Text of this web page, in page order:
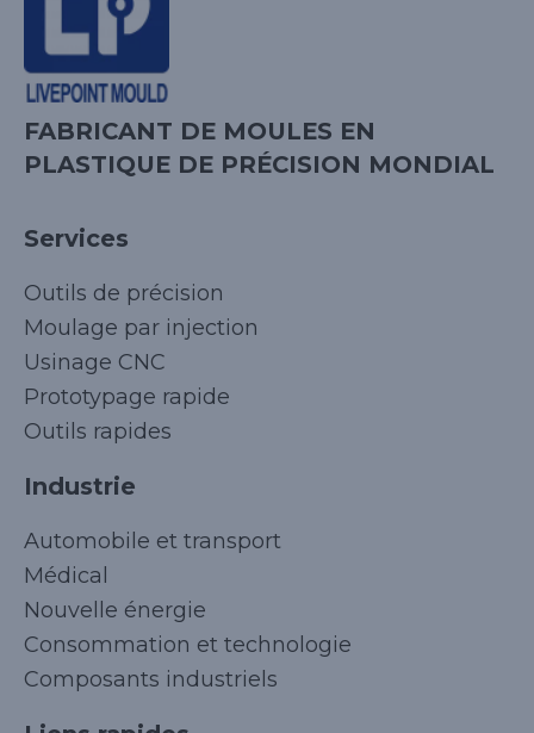
FABRICANT DE MOULES EN
PLASTIQUE DE PRÉCISION MONDIAL
Services
Outils de précision
Moulage par injection
Usinage CNC
Prototypage rapide
Outils rapides
Industrie
Automobile et transport
Médical
Nouvelle énergie
Consommation et technologie
Composants industriels